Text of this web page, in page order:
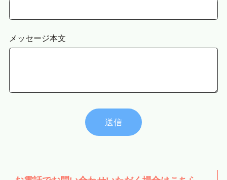
メッセージ本文